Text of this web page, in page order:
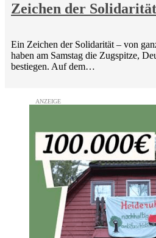
Zeichen der Solidarität
Ein Zeichen der Solidarität – von
haben am Samstag die Zugspitze,
bestiegen. Auf dem…